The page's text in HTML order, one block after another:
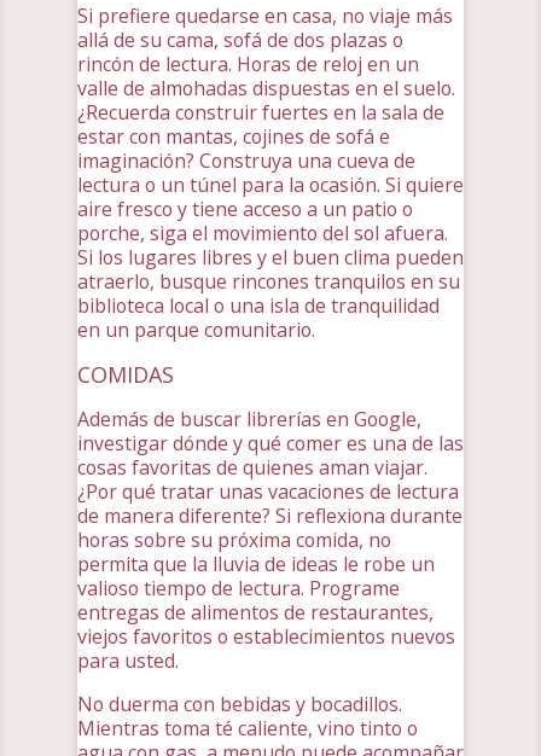
Si prefiere quedarse en casa, no viaje más
allá de su cama, sofá de dos plazas o
rincón de lectura. Horas de reloj en un
valle de almohadas dispuestas en el suelo.
¿Recuerda construir fuertes en la sala de
estar con mantas, cojines de sofá e
imaginación? Construya una cueva de
lectura o un túnel para la ocasión. Si quiere
aire fresco y tiene acceso a un patio o
porche, siga el movimiento del sol afuera.
Si los lugares libres y el buen clima pueden
atraerlo, busque rincones tranquilos en su
biblioteca local o una isla de tranquilidad
en un parque comunitario.
COMIDAS
Además de buscar librerías en Google,
investigar dónde y qué comer es una de las
cosas favoritas de quienes aman viajar.
¿Por qué tratar unas vacaciones de lectura
de manera diferente? Si reflexiona durante
horas sobre su próxima comida, no
permita que la lluvia de ideas le robe un
valioso tiempo de lectura. Programe
entregas de alimentos de restaurantes,
viejos favoritos o establecimientos nuevos
para usted.
No duerma con bebidas y bocadillos.
Mientras toma té caliente, vino tinto o